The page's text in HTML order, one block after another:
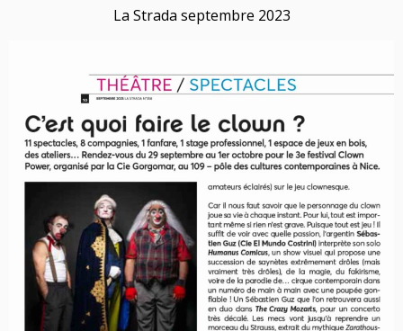
La Strada septembre 2023